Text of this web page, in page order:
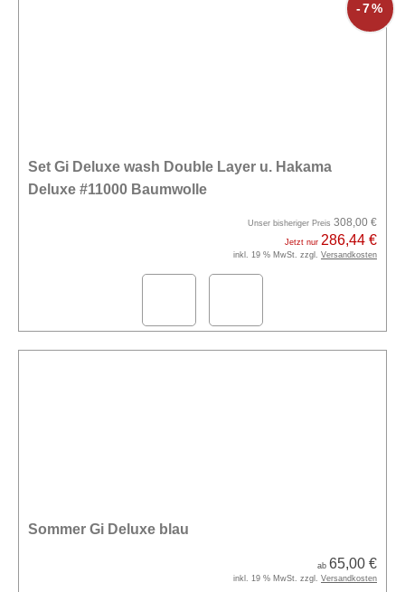
Set Gi Deluxe wash Double Layer u. Hakama
Deluxe #11000 Baumwolle
Unser bisheriger Preis 308,00 €
Jetzt nur 286,44 €
-7%
inkl. 19 % MwSt. zzgl. Versandkosten
Sommer Gi Deluxe blau
ab 65,00 €
inkl. 19 % MwSt. zzgl. Versandkosten